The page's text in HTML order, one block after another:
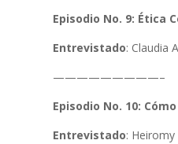
Episodio No. 9: Ética
Entrevistado: Claudia
—————————–
Episodio No. 10:
Entrevistado: